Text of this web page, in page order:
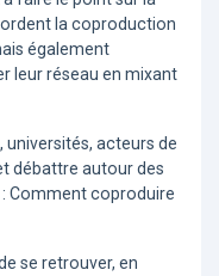
la coproduction
également
leur réseau en mixant
acteurs de
débattre autour des
Comment coproduire
se retrouver, en